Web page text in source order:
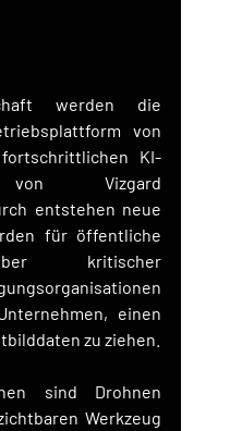
werden die
von
KI-
von Vizgard
entstehen neue
für öffentliche
kritischer
einen
zu ziehen.
sind Drohnen
Werkzeug